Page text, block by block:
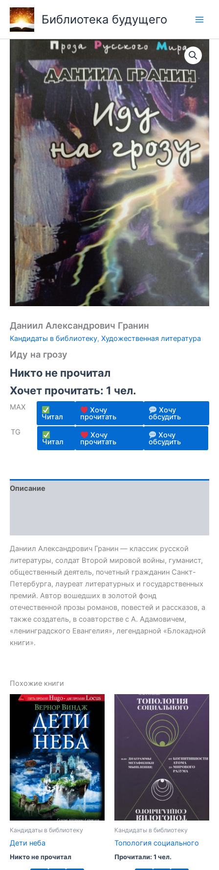
Перейти
содержимому
Библиотека будущего
Даниил Александрович Гранин
Кандидаты в библиотеку, Художественная литература
Иду на грозу
Никто не прочитал
Хочет прочитать: 1 чел.
MAX
Читал
Хочу
прочитать
Хочу
обсудить
TG
Читал
Хочу
прочитать
Хочу
обсудить
Описание
Даниил Александрович Гранин — классик русской
литературы, солдат Второй мировой войны, гуманист,
общественный деятель, почетный гражданин Санкт-
Петербурга, лауреат литературных и государственных
премий. Автор вошедших в золотой фонд
отечественной прозы романов, повестей и рассказов, а
также создатель, в соавторстве с А. Адамовичем,
«ленинградского Евангелия», легендарной «Блокадной
книги».
Похожие книги
Кандидаты в библиотеку
Дети неба
Никто не прочитал
Кандидаты в библиотеку
Топология социального
Прочитали: 1 чел.